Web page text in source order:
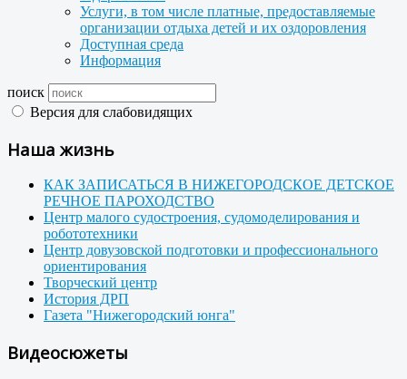
Услуги, в том числе платные, предоставляемые
организации отдыха детей и их оздоровления
Доступная среда
Информация
поиск
Версия для слабовидящих
Наша жизнь
КАК ЗАПИСАТЬСЯ В НИЖЕГОРОДСКОЕ ДЕТСКОЕ
РЕЧНОЕ ПАРОХОДСТВО
Центр малого судостроения, судомоделирования и
робототехники
Центр довузовской подготовки и профессионального
ориентирования
Творческий центр
История ДРП
Газета "Нижегородский юнга"
Видеосюжеты